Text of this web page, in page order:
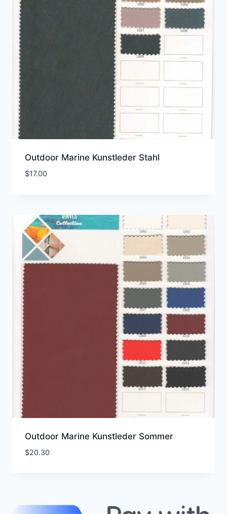
Outdoor Marine Kunstleder Stahl
$17.00
Outdoor Marine Kunstleder Sommer
$20.30